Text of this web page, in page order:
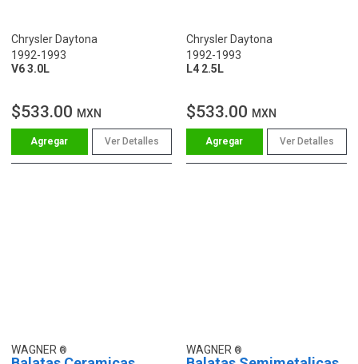
Chrysler Daytona
1992-1993
V6 3.0L
$533.00 MXN
Ver Detalles
Chrysler Daytona
1992-1993
L4 2.5L
$533.00 MXN
Ver Detalles
WAGNER WAGNER